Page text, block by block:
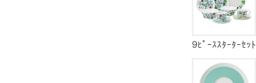
9ﾋﾟｰｽｽﾀｰﾀｰｾｯﾄ